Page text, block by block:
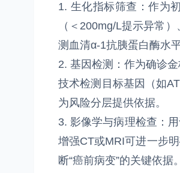
1. 生化指标筛查：作为
（＜200mg/L提示异常
测血清α-1抗胰蛋白酶水
2. 基因检测：作为确诊
技术检测目标基因（如
为风险分层提供依据。
3. 影像学与病理检查：
增强CT或MRI可进一步
断“癌前病变”的关键依据。